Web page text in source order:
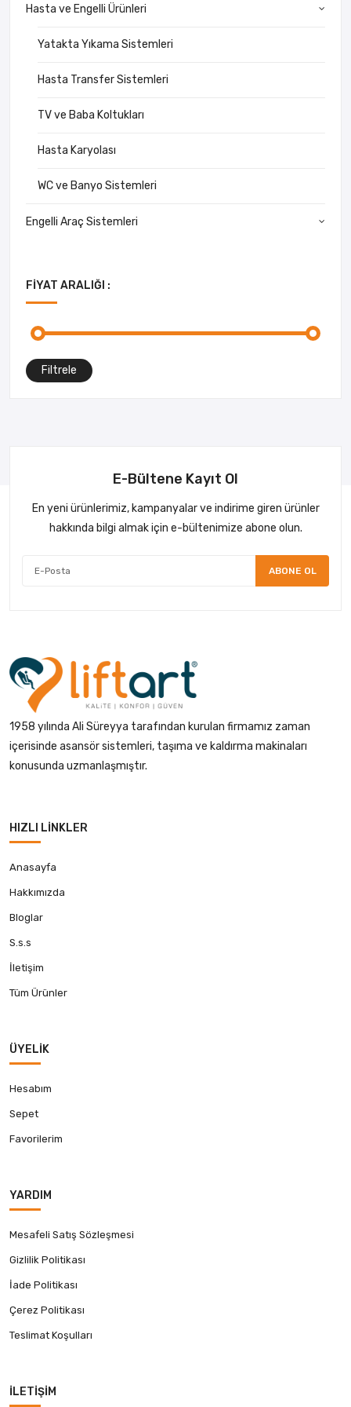
Hasta ve Engelli Ürünleri
Yatakta Yıkama Sistemleri
Hasta Transfer Sistemleri
TV ve Baba Koltukları
Hasta Karyolası
WC ve Banyo Sistemleri
Engelli Araç Sistemleri
FIYAT ARALIĞI :
Filtrele
E-Bültene Kayıt Ol
En yeni ürünlerimiz, kampanyalar ve indirime giren ürünler
hakkında bilgi almak için e-bültenimize abone olun.
ABONE OL
1958 yılında Ali Süreyya tarafından kurulan firmamız zaman
içerisinde asansör sistemleri, taşıma ve kaldırma makinaları
konusunda uzmanlaşmıştır.
HIZLI LINKLER
Anasayfa
Hakkımızda
Bloglar
S.s.s
İletişim
Tüm Ürünler
ÜYELIK
Hesabım
Sepet
Favorilerim
YARDIM
Mesafeli Satış Sözleşmesi
Gizlilik Politikası
İade Politikası
Çerez Politikası
Teslimat Koşulları
İLETIŞIM